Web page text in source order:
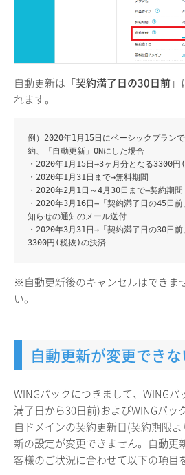
自動更新は「契約満了日の30日前
れます。
例）2020年1月15日にベーシックプラン
約、「自動更新」ONにした場合
・2020年1月15日→3ヶ月分となる3300
・2020年1月31日まで→無料期間
・2020年2月1日～4月30日まで→契約期間
・2020年3月16日→「契約満了日の45日
知らせの通知のメール送付
・2020年3月31日→「契約満了日の30日
3300円(税抜)の決済
※自動更新後のキャンセルはできま
い。
自動更新が変更でき
WINGパックにつきまして、WING
満了日から30日前)およびWINGパッ
自ドメインの契約更新日(契約期限
新の設定が変更できません。自動更
客様のご状況に合わせて以下の項目